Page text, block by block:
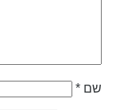
*